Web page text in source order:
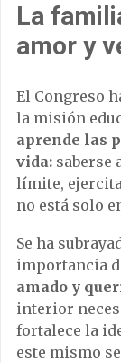
La
amor y
El Congreso
la misión
aprende las
vida: saberse
límite,
no está solo
Se ha
importancia
amado y
interior
fortalece la
este mismo